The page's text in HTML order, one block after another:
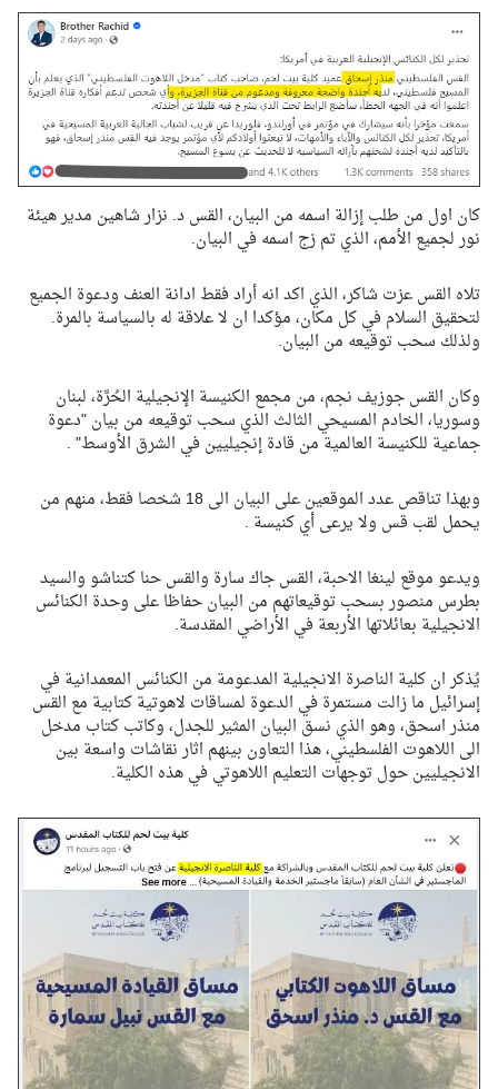
كان اول من طلب إزالة اسمه من البيان، القس د. نزار شاهين مدير هيئة
نور لجميع الأمم، الذي تم زج اسمه في البيان.
تلاه القس عزت شاكر، الذي اكد انه أراد فقط ادانة العنف ودعوة الجميع
لتحقيق السلام في كل مكان، مؤكدا ان لا علاقة له بالسياسة بالمرة.
ولذلك سحب توقيعه من البيان.
وكان القس جوزيف نجم، من مجمع الكنيسة الإنجيلية الحُرَّة، لبنان
وسوريا، الخادم المسيحي الثالث الذي سحب توقيعه من بيان "دعوة
جماعية للكنيسة العالمية من قادة إنجيليين في الشرق الأوسط" .
وبهذا تناقص عدد الموقعين على البيان الى 18 شخصا فقط، منهم من
يحمل لقب قس ولا يرعى أي كنيسة .
ويدعو موقع لينغا الاحبة، القس جاك سارة والقس حنا كتناشو والسيد
بطرس منصور بسحب توقيعاتهم من البيان حفاظا على وحدة الكنائس
الانجيلية بعائلاتها الأربعة في الأراضي المقدسة.
يُذكر ان كلية الناصرة الانجيلية المدعومة من الكنائس المعمدانية في
إسرائيل ما زالت مستمرة في الدعوة لمساقات لاهوتية كتابية مع القس
منذر اسحق، وهو الذي نسق البيان المثير للجدل، وكاتب كتاب مدخل
الى اللاهوت الفلسطيني، هذا التعاون بينهم اثار نقاشات واسعة بين
الانجيليين حول توجهات التعليم اللاهوتي في هذه الكلية.